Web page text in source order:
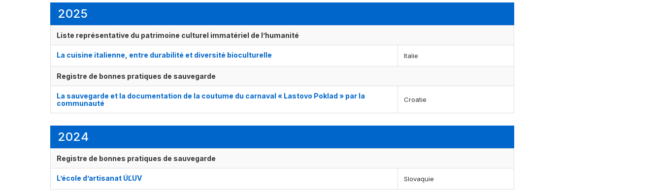
2025
Liste représentative du patrimoine culturel immatériel de l’humanité
La cuisine italienne, entre durabilité et diversité bioculturelle Italie
Registre de bonnes pratiques de sauvegarde
La sauvegarde et la documentation de la coutume du carnaval « Lastovo Poklad » par la
communauté
Croatie
2024
Registre de bonnes pratiques de sauvegarde
L’école d’artisanat ÚĽUV Slovaquie